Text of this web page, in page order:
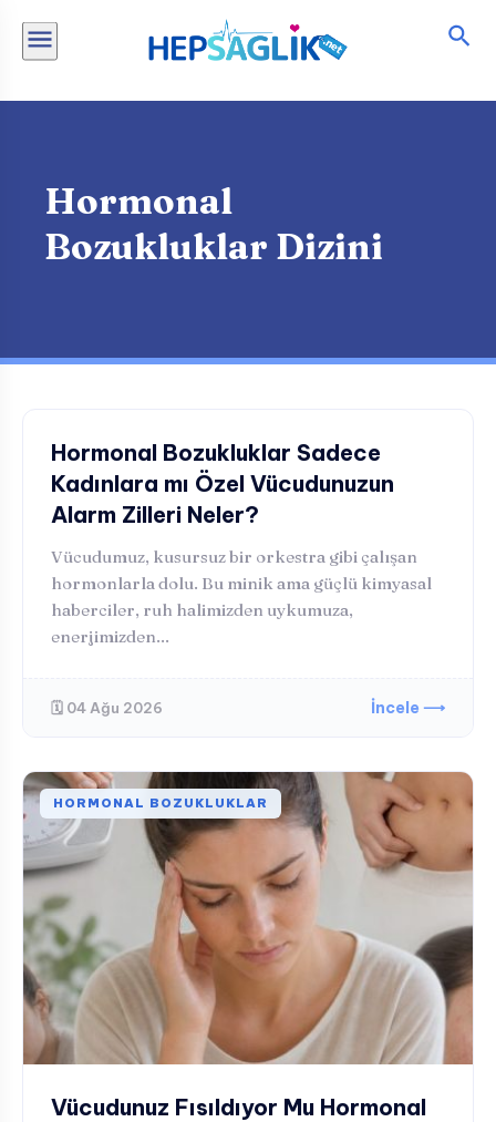
atla
Hormonal
Bozukluklar Dizini
Hormonal Bozukluklar Sadece
Kadınlara mı Özel Vücudunuzun
Alarm Zilleri Neler?
Vücudumuz, kusursuz bir orkestra gibi çalışan
hormonlarla dolu. Bu minik ama güçlü kimyasal
haberciler, ruh halimizden uykumuza,
enerjimizden...
🗓️ 04 Ağu 2026 İncele ⟶
HORMONAL BOZUKLUKLAR
Vücudunuz Fısıldıyor Mu Hormonal